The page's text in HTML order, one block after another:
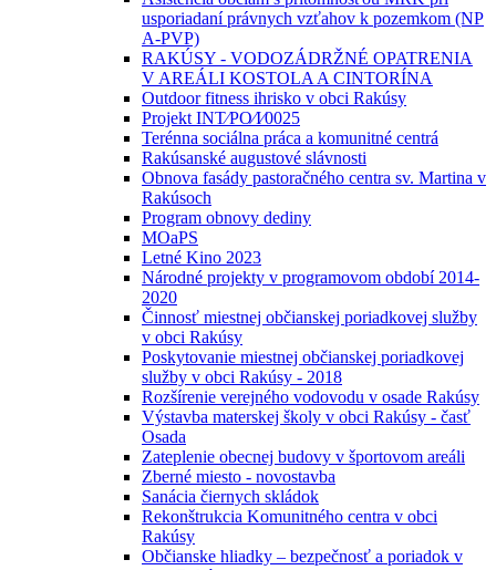
usporiadaní právnych vzťahov k pozemkom (NP
A-PVP)
RAKÚSY - VODOZÁDRŽNÉ OPATRENIA
V AREÁLI KOSTOLA A CINTORÍNA
Outdoor fitness ihrisko v obci Rakúsy
Projekt INT⁄PO⁄I⁄0025
Terénna sociálna práca a komunitné centrá
Rakúsanské augustové slávnosti
Obnova fasády pastoračného centra sv. Martina v
Rakúsoch
Program obnovy dediny
MOaPS
Letné Kino 2023
Národné projekty v programovom období 2014-
2020
Činnosť miestnej občianskej poriadkovej služby
v obci Rakúsy
Poskytovanie miestnej občianskej poriadkovej
služby v obci Rakúsy - 2018
Rozšírenie verejného vodovodu v osade Rakúsy
Výstavba materskej školy v obci Rakúsy - časť
Osada
Zateplenie obecnej budovy v športovom areáli
Zberné miesto - novostavba
Sanácia čiernych skládok
Rekonštrukcia Komunitného centra v obci
Rakúsy
Občianske hliadky – bezpečnosť a poriadok v